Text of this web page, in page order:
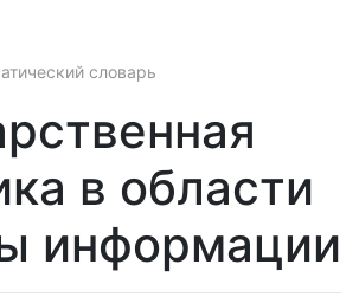
словарь
в области
информации